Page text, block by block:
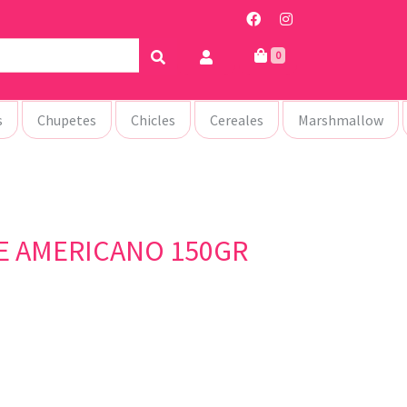
0
Chupetes Chicles Cereales Marshmallow
AMERICANO 150GR